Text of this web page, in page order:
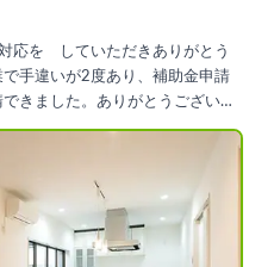
応を゙していただきありがとう
手違いが2度あり、補助金申請
きました。ありがとうございま